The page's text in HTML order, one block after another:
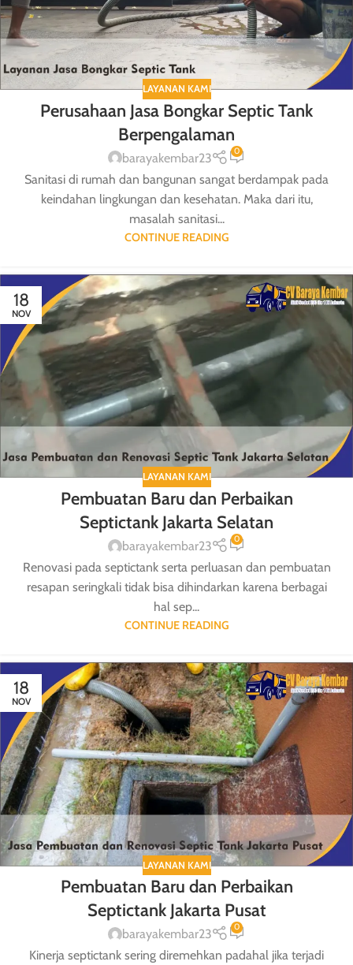
LAYANAN KAMI
Perusahaan Jasa Bongkar Septic Tank
Berpengalaman
barayakembar23 0
Sanitasi di rumah dan bangunan sangat berdampak pada
keindahan lingkungan dan kesehatan. Maka dari itu,
masalah sanitasi...
CONTINUE READING
18
NOV
LAYANAN KAMI
Pembuatan Baru dan Perbaikan
Septictank Jakarta Selatan
barayakembar23 0
Renovasi pada septictank serta perluasan dan pembuatan
resapan seringkali tidak bisa dihindarkan karena berbagai
hal sep...
CONTINUE READING
18
NOV
LAYANAN KAMI
Pembuatan Baru dan Perbaikan
Septictank Jakarta Pusat
barayakembar23 0
Kinerja septictank sering diremehkan padahal jika terjadi